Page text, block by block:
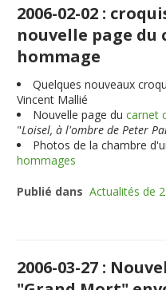
2006-02-02 :
nouvelle page
hommage
Quelques nouveaux
Vincent Mallié
Nouvelle page ducarnet
"Loisel, à l'ombre de Peter
Photos de la chambre
hommages
Publié dans Actualités de
2006-03-27 :